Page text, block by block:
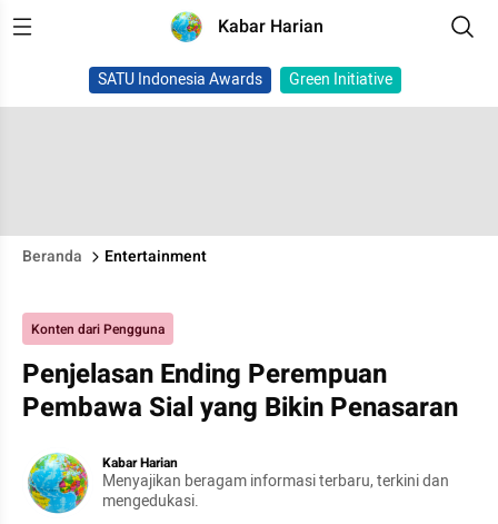
Kabar Harian
SATU Indonesia Awards Green Initiative
Beranda Entertainment
Konten dari Pengguna
Penjelasan Ending Perempuan
Pembawa Sial yang Bikin Penasaran
Kabar Harian
Menyajikan beragam informasi terbaru, terkini dan
mengedukasi.